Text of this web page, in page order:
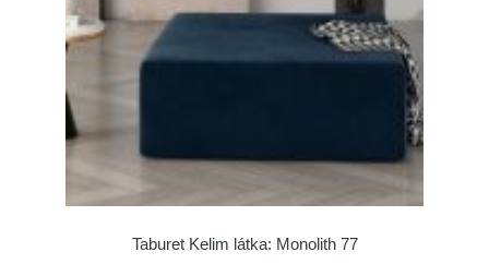
Taburet Kelim látka: Monolith 77